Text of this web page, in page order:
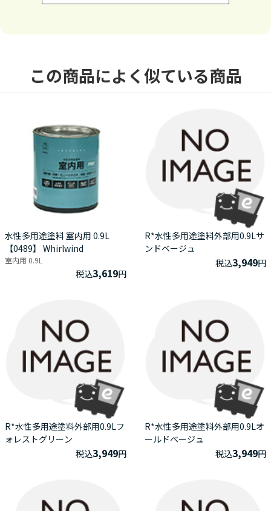
この商品によく似ている商品
水性多用途塗料 室内用 0.9L
【0489】 Whirlwind
室内用 0.9L
税込3,619円
R*水性多用途塗料外部用0.9Lサ
ンドベージュ
税込3,949円
R*水性多用途塗料外部用0.9Lフ
ォレストグリーン
税込3,949円
R*水性多用途塗料外部用0.9Lオ
ールドベージュ
税込3,949円